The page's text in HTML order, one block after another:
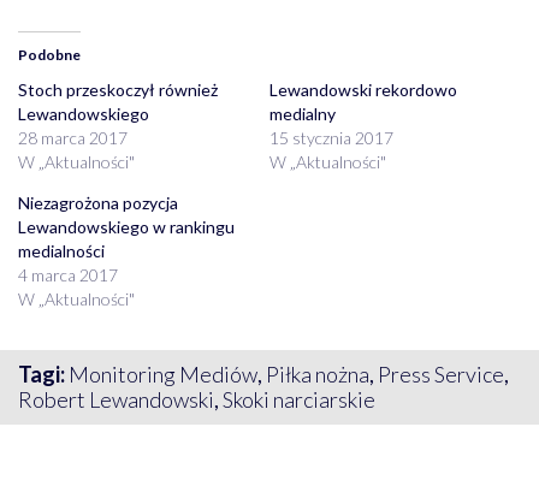
Podobne
Stoch przeskoczył również
Lewandowskiego
28 marca 2017
W „Aktualności"
Lewandowski rekordowo
medialny
15 stycznia 2017
W „Aktualności"
Niezagrożona pozycja
Lewandowskiego w rankingu
medialności
4 marca 2017
W „Aktualności"
Tagi: Monitoring Mediów, Piłka nożna, Press Service,
Robert Lewandowski,Skoki narciarskie